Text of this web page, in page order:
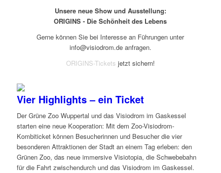
Unsere neue Show und Ausstellung:
ORIGINS - Die Schönheit des Lebens
Gerne können Sie bei Interesse an Führungen unter
info@visiodrom.de anfragen.
ORIGINS-Tickets jetzt sichern!
Vier Highlights – ein Ticket
Der Grüne Zoo Wuppertal und das Visiodrom im Gaskessel
starten eine neue Kooperation: Mit dem Zoo-Visiodrom-
Kombiticket können Besucherinnen und Besucher die vier
besonderen Attraktionen der Stadt an einem Tag erleben: den
Grünen Zoo, das neue immersive Visiotopia, die Schwebebahn
für die Fahrt zwischendurch und das Visiodrom im Gaskessel.